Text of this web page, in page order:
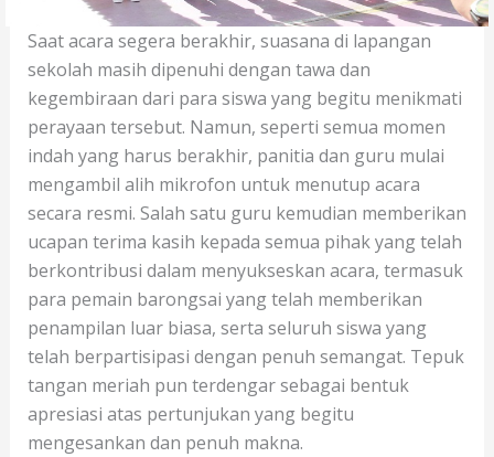
Saat acara segera berakhir, suasana di lapangan
sekolah masih dipenuhi dengan tawa dan
kegembiraan dari para siswa yang begitu menikmati
perayaan tersebut. Namun, seperti semua momen
indah yang harus berakhir, panitia dan guru mulai
mengambil alih mikrofon untuk menutup acara
secara resmi. Salah satu guru kemudian memberikan
ucapan terima kasih kepada semua pihak yang telah
berkontribusi dalam menyukseskan acara, termasuk
para pemain barongsai yang telah memberikan
penampilan luar biasa, serta seluruh siswa yang
telah berpartisipasi dengan penuh semangat. Tepuk
tangan meriah pun terdengar sebagai bentuk
apresiasi atas pertunjukan yang begitu
mengesankan dan penuh makna.